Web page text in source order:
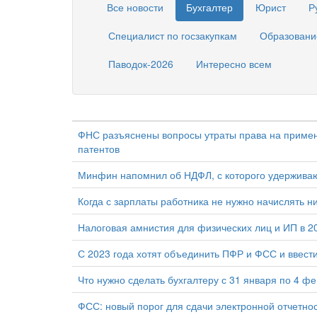
Все новости Бухгалтер Юрист
Специалист по госзакупкам
Паводок-2026
Интересно всем
ФНС разъяснены вопросы утраты права на
патентов
Минфин напомнил об НДФЛ, с которого
Когда с зарплаты работника не нужно начислять
Налоговая амнистия для физических лиц и ИП в
С 2023 года хотят объединить ПФР и ФСС и
Что нужно сделать бухгалтеру с 31 января по 4
ФСС: новый порог для сдачи электронной